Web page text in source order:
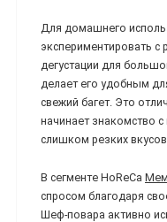
Для домашнего
экспериментировать
дегустации для
делает его удобным
свежий багет. Это
начинает знакомство
слишком резких
В сегменте HoReCa
спросом благодаря
Шеф-повара активно